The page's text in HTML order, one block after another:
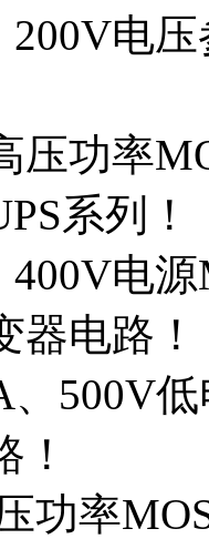
200V电
压功率
系列！
400V电
器电路！
、500V
！
功率